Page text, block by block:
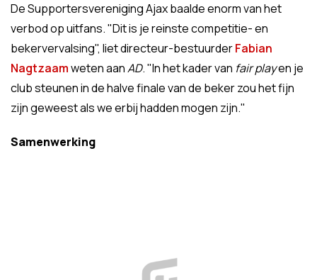
De Supportersvereniging Ajax baalde enorm van het
verbod op uitfans. "Dit is je reinste competitie- en
bekervervalsing", liet directeur-bestuurderFabian
Nagtzaamweten aanAD. "In het kader van fair playen je
club steunen in de halve finale van de beker zou het fijn
zijn geweest als we erbij hadden mogen zijn."
Samenwerking